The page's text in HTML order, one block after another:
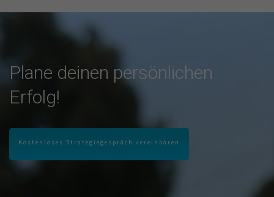
Plane deinen persönlichen
Erfolg!
Kostenloses Strategiegespräch vereinbaren